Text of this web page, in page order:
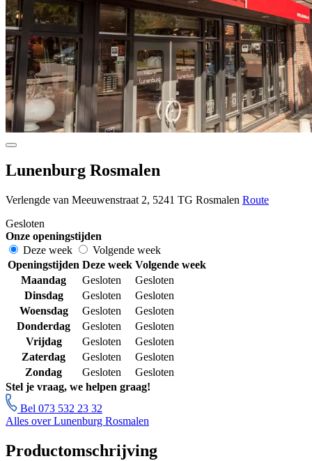
Lunenburg Rosmalen
Verlengde van Meeuwenstraat 2, 5241 TG Rosmalen Route
Gesloten
Onze openingstijden
Deze week
Volgende week
Openingstijden Deze week Volgende week
Maandag
Gesloten
Gesloten
Dinsdag
Gesloten
Gesloten
Woensdag
Gesloten
Gesloten
Donderdag
Gesloten
Gesloten
Vrijdag
Gesloten
Gesloten
Zaterdag
Gesloten
Gesloten
Zondag
Gesloten
Gesloten
Stel je vraag, we helpen graag!
Bel 073 532 23 32
Alles over Lunenburg Rosmalen
Productomschrijving